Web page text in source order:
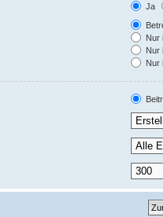
Ja
Nur
Nur
Nur